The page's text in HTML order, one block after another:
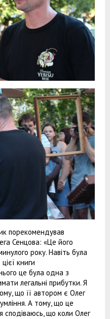
порекомендував
Сенцова: «Це його
року. Навіть була
книги
це була одна з
легальні прибутки. Я
що її автором є Олег
А тому, що це
сподіваюсь, що коли Олег